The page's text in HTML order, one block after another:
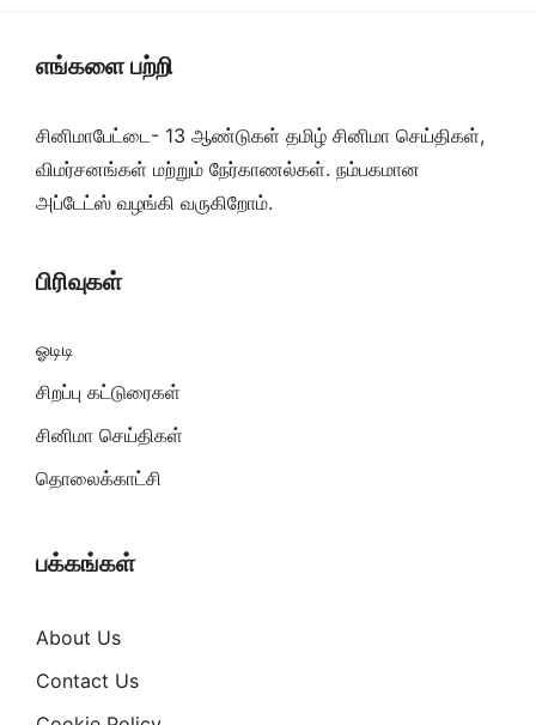
எங்களை பற்றி
சினிமாபேட்டை- 13 ஆண்டுகள் தமிழ் சினிமா செய்திகள்,
விமர்சனங்கள் மற்றும் நேர்காணல்கள். நம்பகமான
அப்டேட்ஸ் வழங்கி வருகிறோம்.
பிரிவுகள்
ஓடிடி
சிறப்பு கட்டுரைகள்
சினிமா செய்திகள்
தொலைக்காட்சி
பக்கங்கள்
About Us
Contact Us